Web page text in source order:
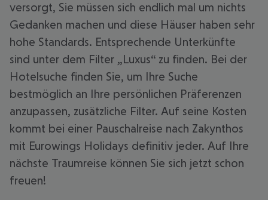
versorgt, Sie müssen sich endlich mal um nichts
Gedanken machen und diese Häuser haben sehr
hohe Standards. Entsprechende Unterkünfte
sind unter dem Filter „Luxus“ zu finden. Bei der
Hotelsuche finden Sie, um Ihre Suche
bestmöglich an Ihre persönlichen Präferenzen
anzupassen, zusätzliche Filter. Auf seine Kosten
kommt bei einer Pauschalreise nach Zakynthos
mit Eurowings Holidays definitiv jeder. Auf Ihre
nächste Traumreise können Sie sich jetzt schon
freuen!